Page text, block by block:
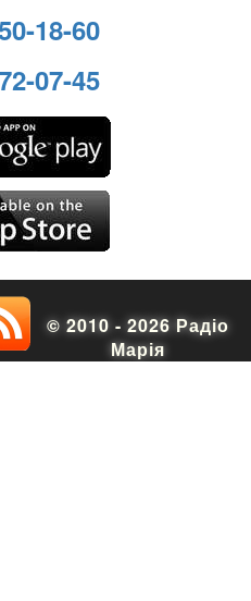
18-60
07-45
© 2010 - 2026 Радіо
Марія